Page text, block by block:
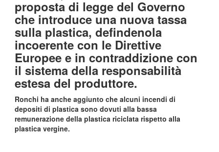
proposta di legge del Governo
che introduce una nuova tassa
sulla plastica, defindenola
incoerente con le Direttive
Europee e in contraddizione con
il sistema della responsabilità
estesa del produttore.
Ronchi ha anche aggiunto che alcuni incendi di
depositi di plastica sono dovuti alla bassa
remunerazione della plastica riciclata rispetto alla
plastica vergine.